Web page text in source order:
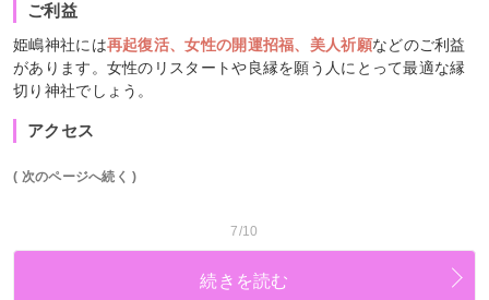
ご利益
姫嶋神社には再起復活、女性の開運招福、美人祈願などのご利益
があります。女性のリスタートや良縁を願う人にとって最適な縁
切り神社でしょう。
アクセス
( 次のページへ続く )
7/10
続きを読む